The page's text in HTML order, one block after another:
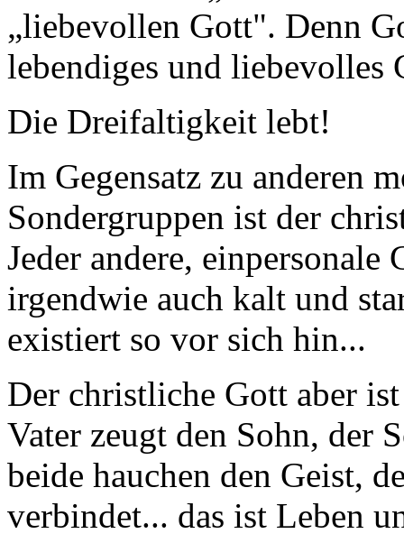
„liebevollen Gott". Denn
lebendiges und liebevolles
Die Dreifaltigkeit lebt!
Im Gegensatz zu anderen
Sondergruppen ist der
Jeder andere,
irgendwie auch kalt und
existiert so vor sich hin...
Der christliche Gott aber
Vater zeugt den Sohn, der
beide hauchen den Geist,
verbindet... das ist Leben